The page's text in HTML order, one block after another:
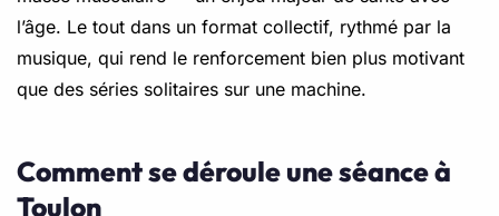
l’âge. Le tout dans un format collectif, rythmé par la
musique, qui rend le renforcement bien plus motivant
que des séries solitaires sur une machine.
Comment se déroule une séance à
Toulon